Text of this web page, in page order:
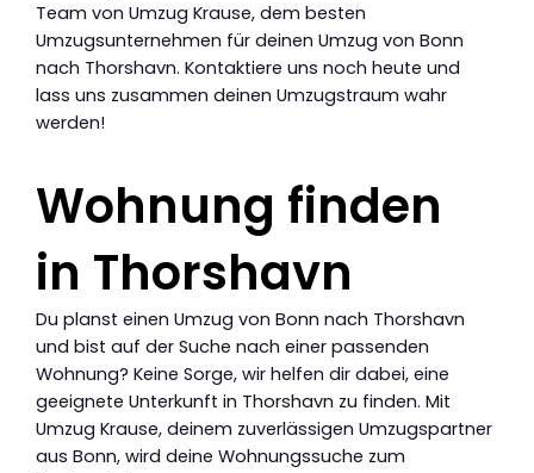
Team von Umzug Krause, dem besten
Umzugsunternehmen für deinen Umzug von Bonn
nach Thorshavn. Kontaktiere uns noch heute und
lass uns zusammen deinen Umzugstraum wahr
werden!
Wohnung finden
in Thorshavn
Du planst einen Umzug von Bonn nach Thorshavn
und bist auf der Suche nach einer passenden
Wohnung? Keine Sorge, wir helfen dir dabei, eine
geeignete Unterkunft in Thorshavn zu finden. Mit
Umzug Krause, deinem zuverlässigen Umzugspartner
aus Bonn, wird deine Wohnungssuche zum